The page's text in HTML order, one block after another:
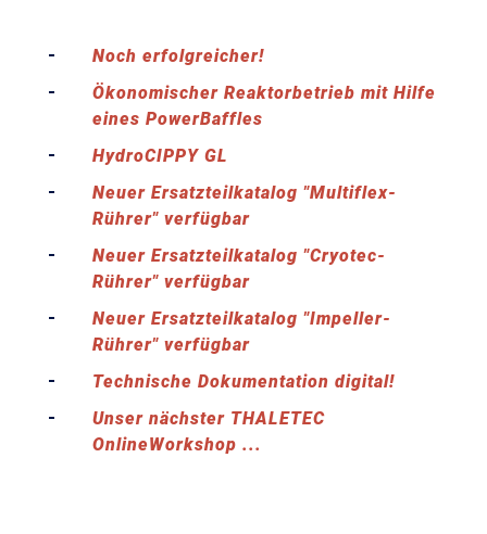
Noch erfolgreicher!
Ökonomischer Reaktorbetrieb mit Hilfe
eines PowerBaffles
HydroCIPPY GL
Neuer Ersatzteilkatalog "Multiflex-
Rührer" verfügbar
Neuer Ersatzteilkatalog "Cryotec-
Rührer" verfügbar
Neuer Ersatzteilkatalog "Impeller-
Rührer" verfügbar
Technische Dokumentation digital!
Unser nächster THALETEC
OnlineWorkshop ...